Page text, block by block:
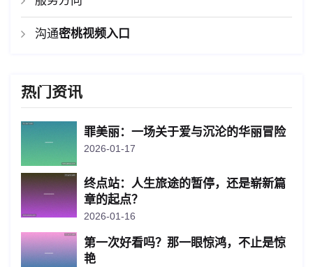
沟通密桃视频入口
热门资讯
罪美丽：一场关于爱与沉沦的华丽冒险
2026-01-17
终点站：人生旅途的暂停，还是崭新篇
章的起点？
2026-01-16
第一次好看吗？那一眼惊鸿，不止是惊
艳